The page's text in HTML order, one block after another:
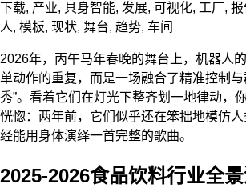
下载, 产业, 具身智能, 发展, 可视化, 工厂, 报
人, 模板, 现状, 舞台, 趋势, 车间
2026年，丙午马年春晚的舞台上，机器人
单动作的重复，而是一场融合了精准控制与
秀”。看着它们在灯光下整齐划一地律动，
恍惚：两年前，它们似乎还在笨拙地模仿
经能用身体演绎一首完整的歌曲。
2025-2026食品饮料行业全